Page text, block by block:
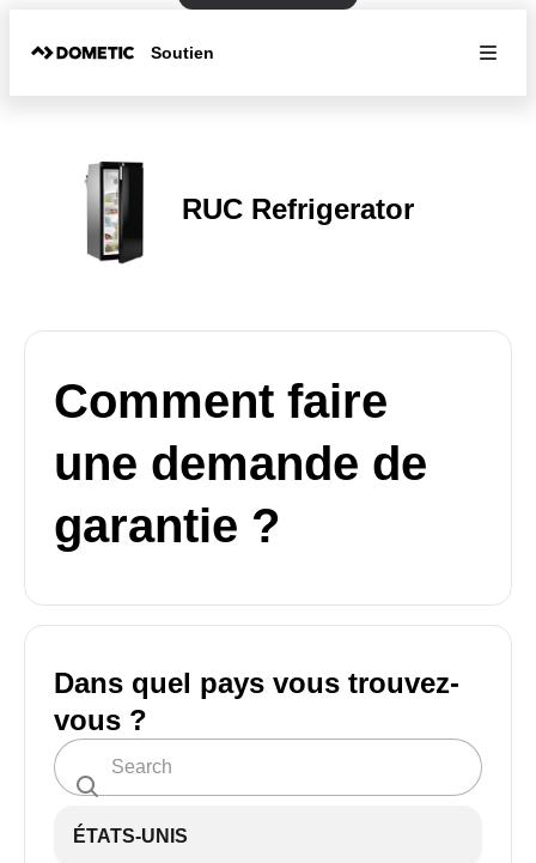
Soutien
RUC Refrigerator
Comment faire
une demande de
garantie ?
Dans quel pays vous trouvez-
vous ?
ÉTATS-UNIS